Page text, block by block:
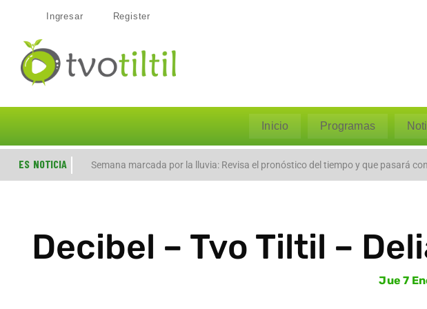
Ingresar Register
Inicio Programas
ES NOTICIA Evacúan preventivamente a familias por aumento del caudal del río Polpaico ant
Decibel – Tvo Tiltil –
Jue 7